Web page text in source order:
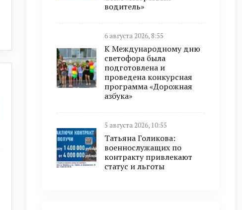
водитель»
6 августа 2026, 8:55
К Международному дню
светофора была
подготовлена и
проведена конкурсная
программа «Дорожная
азбука»
5 августа 2026, 10:55
Татьяна Голикова:
военнослужащих по
контракту привлекают
статус и льготы